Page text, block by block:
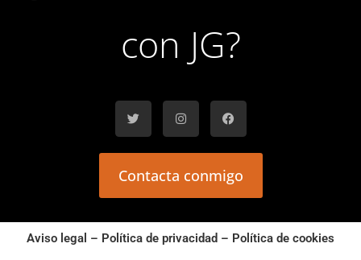
con JG?
Contacta conmigo
Aviso legal – Política de privacidad – Política de cookies